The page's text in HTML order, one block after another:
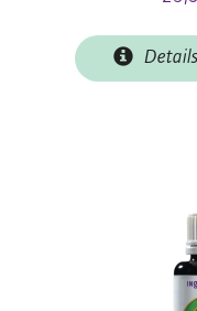
Details